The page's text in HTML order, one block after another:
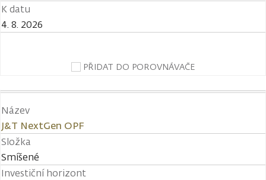
K datu
4. 8. 2026
PŘIDAT DO POROVNÁVAČE
Název
J&T NextGen OPF
Složka
Smíšené
Investiční horizont